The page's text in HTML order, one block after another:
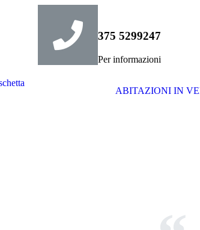
375 5299247
Per informazioni
ABITAZIONI IN